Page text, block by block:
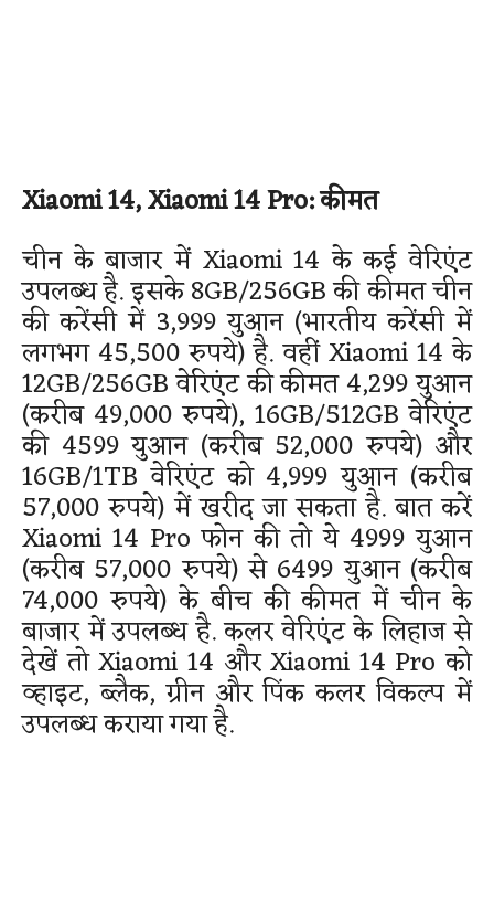
Xiaomi 14, Xiaomi 14 Pro: कीमत
चीन के बाजार में Xiaomi 14 के कई वेरिएंट
उपलब्ध है. इसके 8GB/256GB की कीमत चीन
की करेंसी में 3,999 युआन (भारतीय करेंसी में
लगभग 45,500 रुपये) है. वहीं Xiaomi 14 के
12GB/256GB वेरिएंट की कीमत 4,299 युआन
(करीब 49,000 रुपये), 16GB/512GB वेरिएंट
की 4599 युआन (करीब 52,000 रुपये) और
16GB/1TB वेरिएंट को 4,999 युआन (करीब
57,000 रुपये) में खरीद जा सकता है. बात करें
Xiaomi 14 Pro फोन की तो ये 4999 युआन
(करीब 57,000 रुपये) से 6499 युआन (करीब
74,000 रुपये) के बीच की कीमत में चीन के
बाजार में उपलब्ध है. कलर वेरिएंट के लिहाज से
देखें तो Xiaomi 14 और Xiaomi 14 Pro को
व्हाइट, ब्लैक, ग्रीन और पिंक कलर विकल्प में
उपलब्ध कराया गया है.